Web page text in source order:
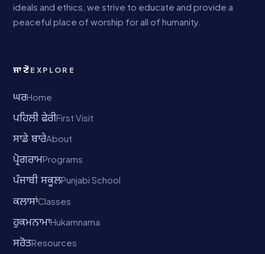
ideals and ethics, we strive to educate and provide a
peaceful place of worship for all of humanity.
ਜਾਣੋEXPLORE
ਘਰHome
ਪਹਿਲੀ ਫੇਰੀFirst Visit
ਸਾਡੇ ਬਾਰੇAbout
ਪ੍ਰੋਗਰਾਮPrograms
ਪੰਜਾਬੀ ਸਕੂਲPunjabi School
ਕਲਾਸਾਂClasses
ਹੁਕਮਨਾਮਾHukamnama
ਸਰੋਤResources